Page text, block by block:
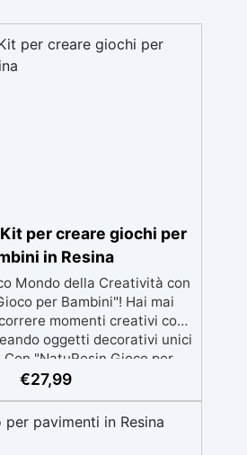
per creare giochi per
in Resina
Mondo della Creatività con
per Bambini"! Hai mai
momenti creativi con i
oggetti decorativi unici
"NatuResin Gioco per
realizzare questo sogno e
permettere ai bambini di
in ceramica a forma di
€27,99